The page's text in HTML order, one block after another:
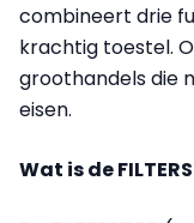
combineert drie
krachtig toestel.
groothandels die
eisen.
Wat is de